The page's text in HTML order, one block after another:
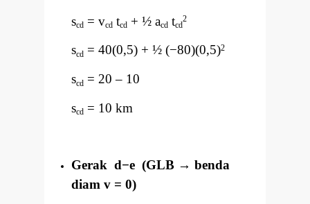
scd = vcd tcd + ½ acd tcd
2
scd = 40(0,5) + ½ (−80)(0,5)2
scd = 20 – 10
scd = 10 km
Gerak d−e (GLB → benda
diam v = 0)